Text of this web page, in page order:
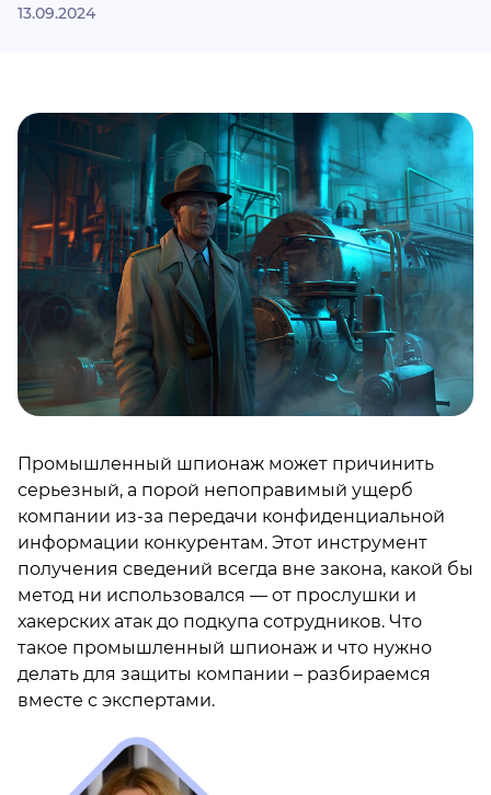
13.09.2024
Промышленный шпионаж может причинить
серьезный, а порой непоправимый ущерб
компании из-за передачи конфиденциальной
информации конкурентам. Этот инструмент
получения сведений всегда вне закона, какой бы
метод ни использовался — от прослушки и
хакерских атак до подкупа сотрудников. Что
такое промышленный шпионаж и что нужно
делать для защиты компании – разбираемся
вместе с экспертами.